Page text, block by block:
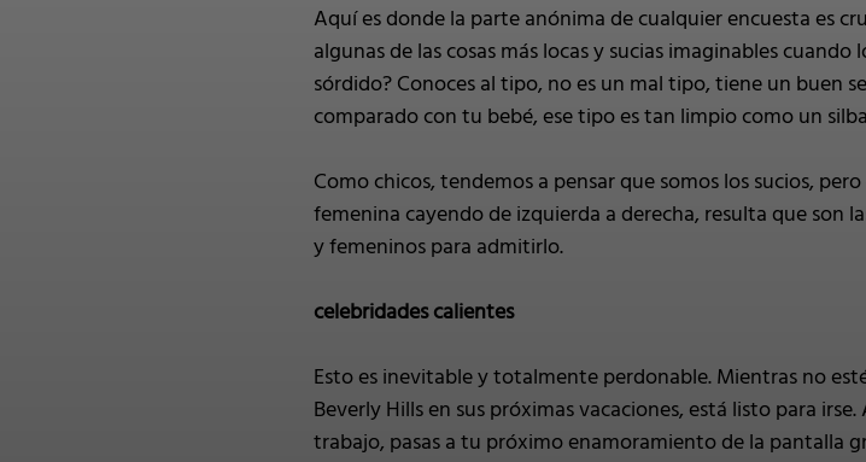
Aquí es donde la parte anónima de cualquier encuesta es
algunas de las cosas más locas y sucias imaginables
sórdido? Conoces al tipo, no es un mal tipo, tiene un buen
comparado con tu bebé, ese tipo es tan limpio como un
Como chicos, tendemos a pensar que somos los sucios,
femenina cayendo de izquierda a derecha, resulta que son
y femeninos para admitirlo.
celebridades calientes
Esto es inevitable y totalmente perdonable. Mientras no
Beverly Hills en sus próximas vacaciones, está listo para
trabajo, pasas a tu próximo enamoramiento de la pantalla